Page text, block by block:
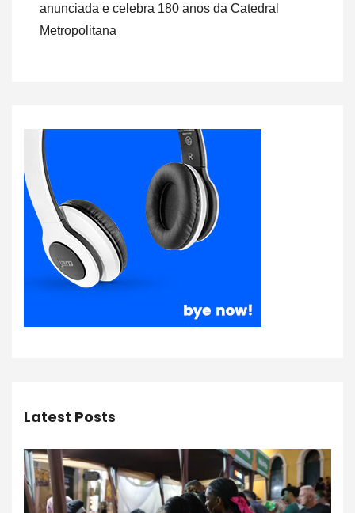
anunciada e celebra 180 anos da Catedral
Metropolitana
Latest Posts